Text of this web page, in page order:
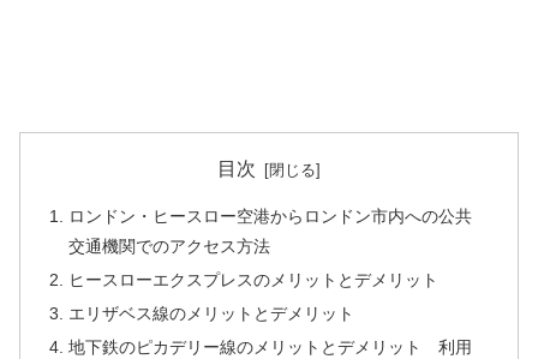
目次
ロンドン・ヒースロー空港からロンドン市内への公共
交通機関でのアクセス方法
ヒースローエクスプレスのメリットとデメリット
エリザベス線のメリットとデメリット
地下鉄のピカデリー線のメリットとデメリット 利用